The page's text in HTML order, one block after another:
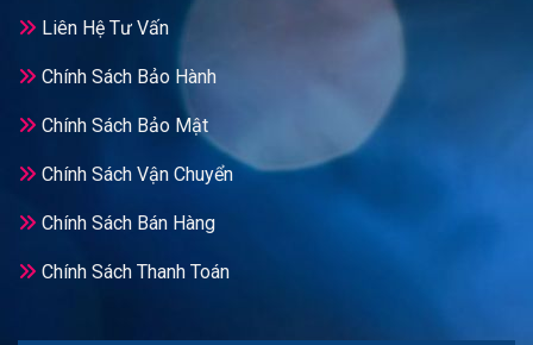
Liên Hệ Tư Vấn
Chính Sách Bảo Hành
Chính Sách Bảo Mật
Chính Sách Vận Chuyển
Chính Sách Bán Hàng
Chính Sách Thanh Toán